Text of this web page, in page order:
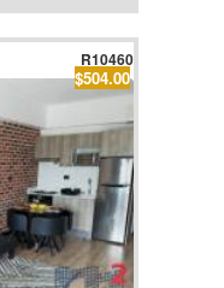
R10460
$504.00